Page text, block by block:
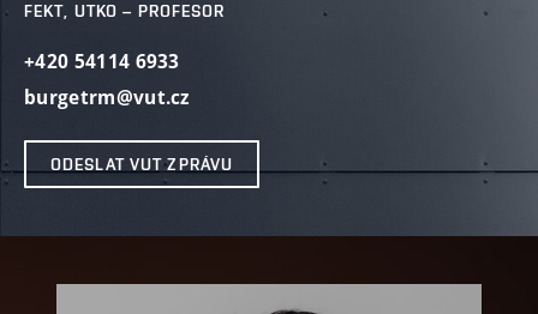
FEKT, UTKO – PROFESOR
+420 54114 6933
burgetrm@vut.cz
ODESLAT VUT ZPRÁVU